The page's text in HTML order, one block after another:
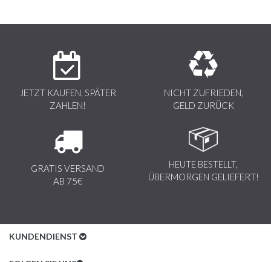
JETZT KAUFEN, SPÄTER
ZAHLEN!
NICHT ZUFRIEDEN,
GELD ZURÜCK
GRATIS VERSAND
AB 75€
HEUTE BESTELLT,
ÜBERMORGEN GELIEFERT!
KUNDENDIENST
Kundenservice